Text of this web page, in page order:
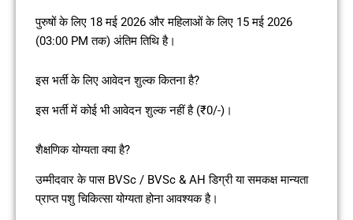
पुरुषों के लिए 18 मई 2026 और महिलाओं के लिए 15 मई 2026
(03:00 PM तक) अंतिम तिथि है।
इस भर्ती के लिए आवेदन शुल्क कितना है?
इस भर्ती में कोई भी आवेदन शुल्क नहीं है (₹0/-)।
शैक्षणिक योग्यता क्या है?
उम्मीदवार के पास BVSc / BVSc & AH डिग्री या समकक्ष मान्यता
प्राप्त पशु चिकित्सा योग्यता होना आवश्यक है।